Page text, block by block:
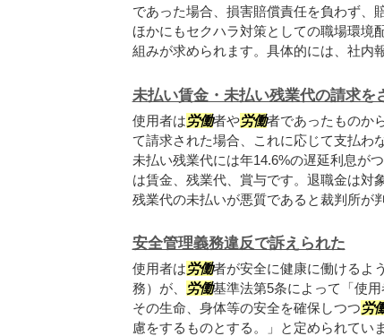
であった場合、損害賠償責任を負わず、
ほかにもセクハラ対策としての職場環境
組みが求められます。具体的には、社内
未払い賃金・未払い残業代の請求を
使用者は労働者や労働者であったものか
て請求された場合、これに応じて支払わ
未払い残業代には年14.6%の遅延利息が
は賃金、残業代、賞与です。退職金は対
残業代の未払いが悪質であると裁判所が
安全管理義務違反で訴えられた
使用者は労働者が安全に健康に働けるよ
務）が、
労働基準法第5条によって「使用
その生命、身体等の安全を確保しつつ労
慮をするものとする。」と定められてい